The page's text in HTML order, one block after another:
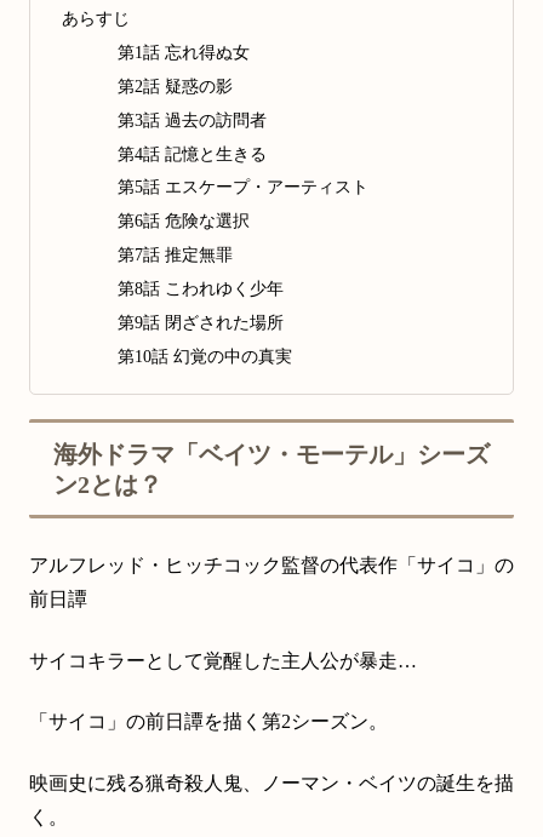
あらすじ
第1話 忘れ得ぬ女
第2話 疑惑の影
第3話 過去の訪問者
第4話 記憶と生きる
第5話 エスケープ・アーティスト
第6話 危険な選択
第7話 推定無罪
第8話 こわれゆく少年
第9話 閉ざされた場所
第10話 幻覚の中の真実
海外ドラマ「ベイツ・モーテル」シーズ
ン2とは？
アルフレッド・ヒッチコック監督の代表作「サイコ」の
前日譚
サイコキラーとして覚醒した主人公が暴走…
「サイコ」の前日譚を描く第2シーズン。
映画史に残る猟奇殺人鬼、ノーマン・ベイツの誕生を描
く。